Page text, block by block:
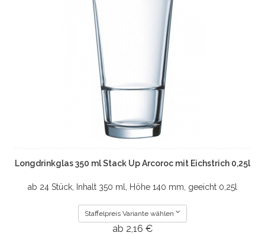
Longdrinkglas 350 ml Stack Up Arcoroc mit Eichstrich 0,25l
ab 24 Stück, Inhalt 350 ml, Höhe 140 mm, geeicht 0,25l
Staffelpreis Variante wählen
ab 2,16 €